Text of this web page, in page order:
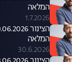
המלאה
1.7.2026
המלאה
30.6.2026